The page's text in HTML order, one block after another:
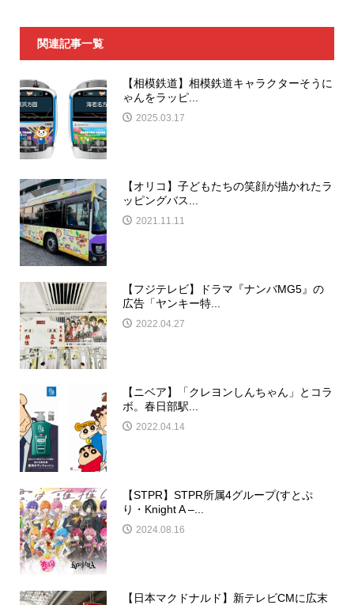
関連記事一覧
【相模鉄道】相模鉄道キャラクターそうに
ゃんをラッピ...
2025.03.17
【オリコ】子どもたちの笑顔が描かれたラ
ッピングバス...
2021.11.11
【フジテレビ】ドラマ『ナンバMG5』の
広告「ヤンキー特...
2022.04.27
【ニベア】「クレヨンしんちゃん」とコラ
ボ。春日部駅...
2022.04.14
【STPR】STPR所属4グループ(すとぷ
り・Knight A –...
2024.08.16
【日本マクドナルド】新テレビCMに広末